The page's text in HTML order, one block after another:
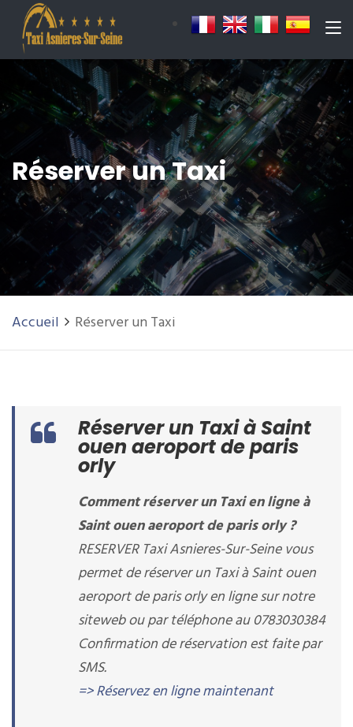
Réserver un Taxi
Accueil Réserver un Taxi
Réserver un Taxi à Saint
ouen aeroport de paris
orly
Comment réserver un Taxi en ligne à
Saint ouen aeroport de paris orly ?
RESERVER Taxi Asnieres-Sur-Seine vous
permet de réserver un Taxi à Saint ouen
aeroport de paris orly en ligne sur notre
siteweb ou par téléphone au 0783030384
Confirmation de réservation est faite par
SMS.
=> Réservez en ligne maintenant